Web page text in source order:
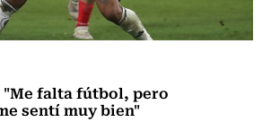
falta fútbol, pero
sentí muy bien"